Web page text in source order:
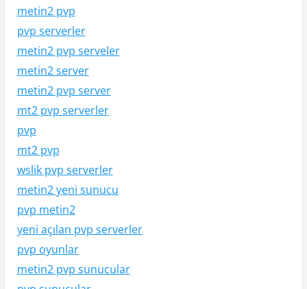
metin2 pvp
pvp serverler
metin2 pvp serveler
metin2 server
metin2 pvp server
mt2 pvp serverler
pvp
mt2 pvp
wslik pvp serverler
metin2 yeni sunucu
pvp metin2
yeni açılan pvp serverler
pvp oyunlar
metin2 pvp sunucular